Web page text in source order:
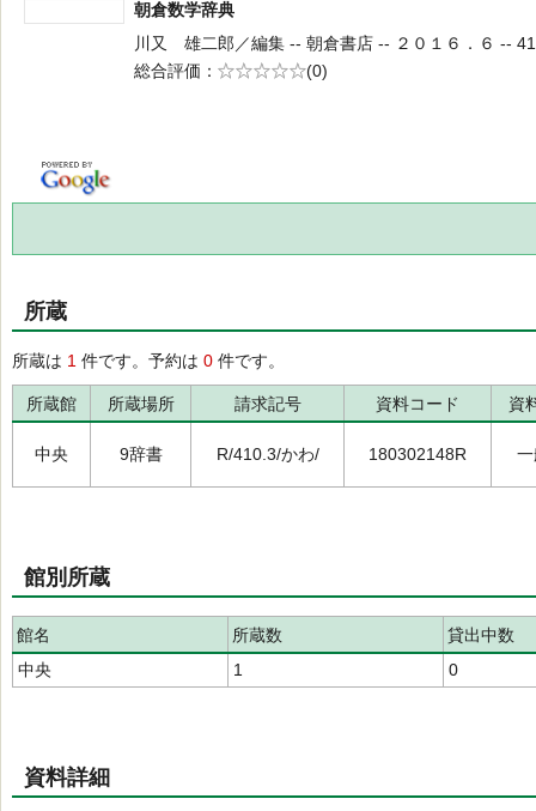
朝倉数学辞典
川又 雄二郎／編集 -- 朝倉書店 -- ２０１６．６ --
総合評価
5段階評価
(0)
所蔵
所蔵は 1 件です。予約は 0 件です。
所蔵館 所蔵場所 請求記号 資料コード 資
中央 9辞書 R/410.3/かわ/ 180302148R
館別所蔵
館名 所蔵数
貸出中数
中央
1 0
資料詳細